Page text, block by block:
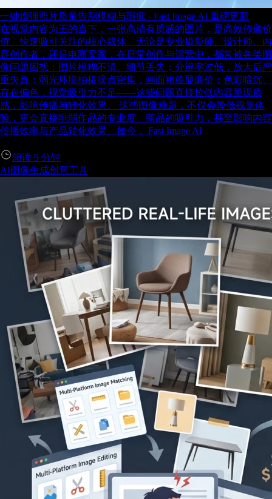
一键增强照片质量告别模糊与瑕疵 - Fast Image AI 重磅更新
在视觉内容为王的当下，一张高清有质感的图片，是高效传递价
值、快速吸引关注的核心载体。无论是专业摄影师、设计师、内
容创作者，还是电商卖家，在日常创作与运营中，都常被各类图
像问题困扰：图片模糊不清、细节丢失；分辨率过低，放大后严
重失真；弱光环境拍摄噪点密集，画面粗糙显廉价；色彩暗沉、
存在偏色，视觉吸引力不足——这些问题直接拉低内容呈现质
感，影响传播与转化效果。 这些图像难题，不仅会降低视觉体
验，更会直接削弱作品的专业度、商品的吸引力，甚至影响内容
传播效率与产品转化效果。如今， Fast Image AI
阅读 9 分钟
AI图像生成创意工具